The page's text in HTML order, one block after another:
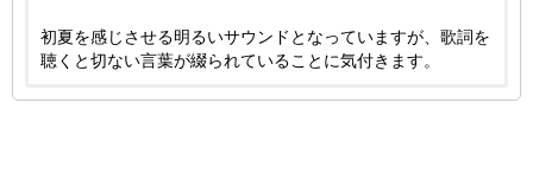
初夏を感じさせる明るいサウンドとなっていますが、歌詞を
聴くと切ない言葉が綴られていることに気付きます。